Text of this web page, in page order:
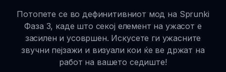
Потопете се во дефинитивниот мод на Sprunki
Фаза 3, каде што секој елемент на ужасот е
засилен и усовршен. Искусете ги ужасните
звучни пејзажи и визуали кои ќе ве држат на
работ на вашето седиште!